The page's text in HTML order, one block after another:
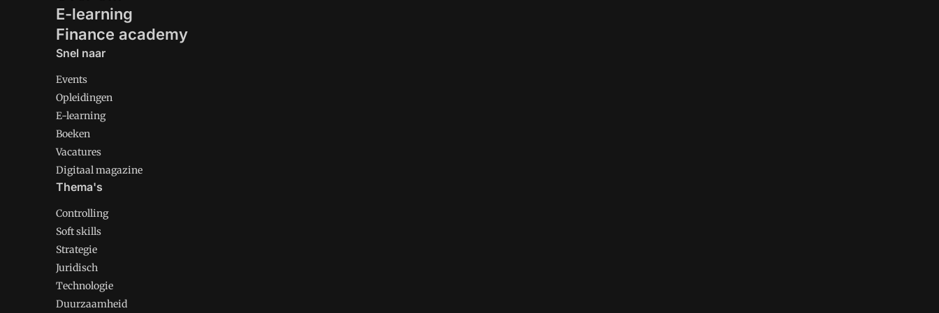
E-learning
Finance academy
Snel naar
Events
Opleidingen
E-learning
Boeken
Vacatures
Digitaal magazine
Thema's
Controlling
Soft skills
Strategie
Juridisch
Technologie
Duurzaamheid